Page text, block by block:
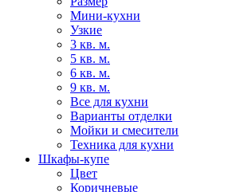
Мини-кухни
Узкие
3 кв. м.
5 кв. м.
6 кв. м.
9 кв. м.
Все для кухни
Варианты отделки
Мойки и смесители
Техника для кухни
Шкафы-купе
Цвет
Коричневые